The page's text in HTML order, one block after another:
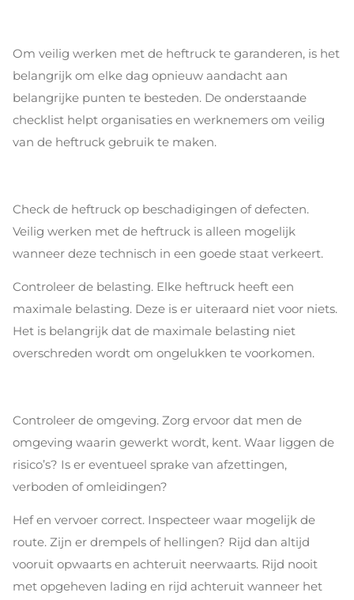
Om veilig werken met de heftruck te garanderen, is het
belangrijk om elke dag opnieuw aandacht aan
belangrijke punten te besteden. De onderstaande
checklist helpt organisaties en werknemers om veilig
van de heftruck gebruik te maken.
Check de heftruck op beschadigingen of defecten.
Veilig werken met de heftruck is alleen mogelijk
wanneer deze technisch in een goede staat verkeert.
Controleer de belasting. Elke heftruck heeft een
maximale belasting. Deze is er uiteraard niet voor niets.
Het is belangrijk dat de maximale belasting niet
overschreden wordt om ongelukken te voorkomen.
Controleer de omgeving. Zorg ervoor dat men de
omgeving waarin gewerkt wordt, kent. Waar liggen de
risico’s? Is er eventueel sprake van afzettingen,
verboden of omleidingen?
Hef en vervoer correct. Inspecteer waar mogelijk de
route. Zijn er drempels of hellingen? Rijd dan altijd
vooruit opwaarts en achteruit neerwaarts. Rijd nooit
met opgeheven lading en rijd achteruit wanneer het